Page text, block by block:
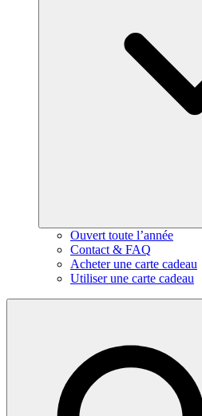
Ouvert toute l’année
Contact & FAQ
Acheter une carte cadeau
Utiliser une carte cadeau